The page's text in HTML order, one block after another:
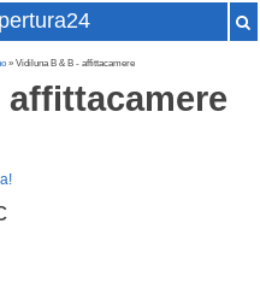
» Vidiluna B & B - affittacamere